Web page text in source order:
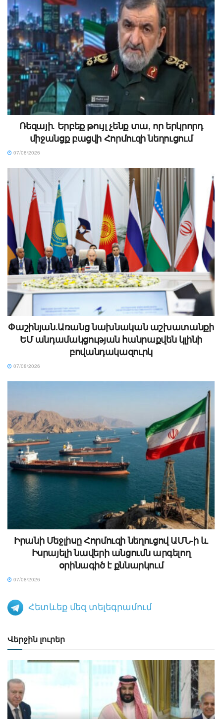
Ռեզայի․ Երբեք թույլ չենք տա, որ երկրորդ
միջանցք բացվի Հորմուզի նեղուցում
07/08/2026
Փաշինյան.Առանց նախնական աշխատանքի
ԵՄ անդամակցության հանրաքվեն կլինի
բովանդակազուրկ
07/08/2026
Իրանի Մեջլիսը Հորմուզի նեղուցով ԱՄՆ-ի և
Իսրայելի նավերի անցումն արգելող
օրինագիծ է քննարկում
07/08/2026
Հետևեք մեզ տելեգրամում
Վերջին լուրեր